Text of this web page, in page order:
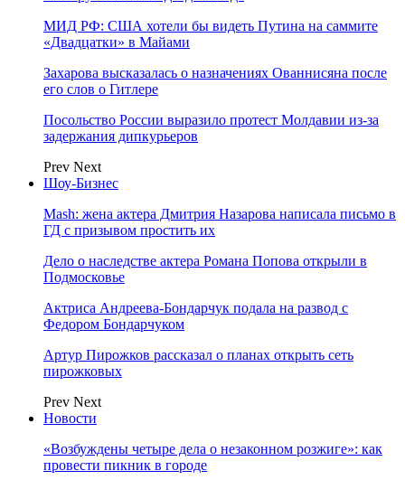
МИД РФ: США хотели бы видеть Путина на саммите
«Двадцатки» в Майами
Захарова высказалась о назначениях Ованнисяна после
его слов о Гитлере
Посольство России выразило протест Молдавии из-за
задержания дипкурьеров
Prev Next
Шоу-Бизнес
Mash: жена актера Дмитрия Назарова написала письмо в
ГД с призывом простить их
Дело о наследстве актера Романа Попова открыли в
Подмосковье
Актриса Андреева-Бондарчук подала на развод с
Федором Бондарчуком
Артур Пирожков рассказал о планах открыть сеть
пирожковых
Prev Next
Новости
«Возбуждены четыре дела о незаконном розжиге»: как
провести пикник в городе